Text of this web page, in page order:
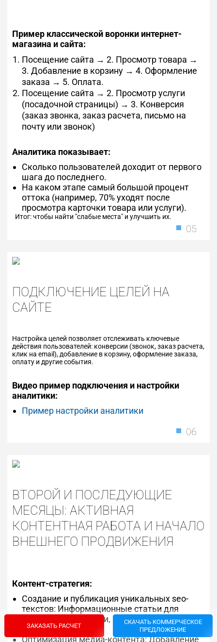
Пример классической воронки интернет-
магазина и сайта:
Посещение сайта → 2. Просмотр товара →
3. Добавление в корзину → 4. Оформление
заказа → 5. Оплата.
Посещение сайта → 2. Просмотр услуги
(посадочной страницы) → 3. Конверсия
(заказ звонка, заказ расчета, письмо на
почту или звонок)
Аналитика показывает:
Сколько пользователей доходит от первого
шага до последнего.
На каком этапе самый большой процент
оттока (например, 70% уходят после
просмотра карточки товара или услуги).
Итог: чтобы найти "слабые места" и улучшить их.
05
ПОДКЛЮЧЕНИЕ ЦЕЛЕЙ НА
САЙТЕ
Настройка целей позволяет отслеживать ключевые
действия пользователей: конверсии (звонок, заказ расчета,
клик на email), добавление в корзину, оформление заказа,
оплату и другие события.
Видео пример подключения и настройки
аналитики:
Пример настройки аналитики
06
ВТОРОЙ И ПОСЛЕДУЮЩИЕ
МЕСЯЦЫ: АКТИВНАЯ
КОНТЕНТНАЯ РАБОТА И НАЧАЛО
ВНЕШНЕГО ПРОДВИЖЕНИЯ
Контент-стратегия:
Создание и публикация уникальных seo-
текстов: Информационные статьи для
категории или услуги, Коммерческие тексты
для товаров
Оптимизация медиа-контента: Добавление
ЗАКАЗАТЬ РАСЧЕТ
СКАЧАТЬ КОММЕРЧЕСКОЕ
ПРЕДЛОЖЕНИЕ